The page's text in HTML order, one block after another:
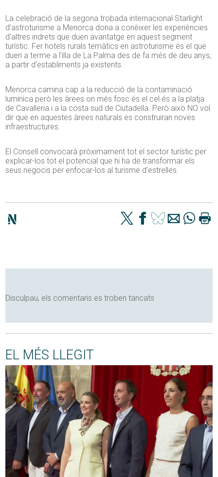
La celebració de la segona trobada internacional Starlight
d’astroturisme a Menorca dona a conèixer les experiències
d’altres indrets que duen avantatge en aquest segment
turístic. Fer hotels rurals temàtics en astroturisme és el que
duen a terme a l’illa de La Palma des de fa més de deu anys,
a partir d’establiments ja existents.
Menorca camina cap a la reducció de la contaminació
lumínica però les àrees on més fosc és el cel és a la platja
de Cavalleria i a la costa sud de Ciutadella. Però això NO vol
dir que en aquestes àrees naturals es construiran noves
infraestructures.
El Consell convocarà pròximament tot el sector turístic per
explicar-los tot el potencial que hi ha de transformar els
seus negocis per enfocar-los al turisme d’estrelles.
Disculpau, els comentaris es troben tancats
EL MÉS LLEGIT